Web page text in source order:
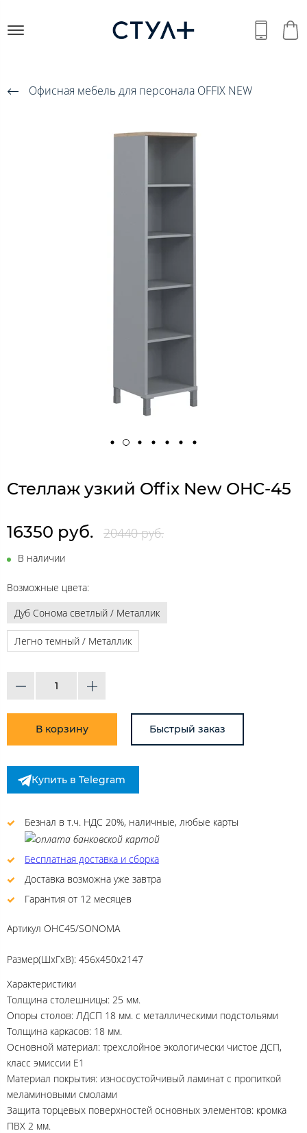
Офисная мебель для персонала OFFIX NEW
Cтеллаж узкий Offix New OHC-45
16350 руб. 20440 руб.
В наличии
Возможные цвета:
Дуб Сонома светлый / Металлик
Легно темный / Металлик
В корзину Быстрый заказ
Купить в Telegram
Безнал в т.ч. НДС 20%, наличные, любые карты
Бесплатная доставка и сборка
Доставка возможна уже завтра
Гарантия от 12 месяцев
Артикул OHC45/SONOMA
Размер(ШхГхВ): 456х450х2147
Характеристики
Толщина столешницы: 25 мм.
Опоры столов: ЛДСП 18 мм. с металлическими подстольями
Толщина каркасов: 18 мм.
Основной материал: трехслойное экологически чистое ДСП,
класс эмиссии Е1
Материал покрытия: износоустойчивый ламинат с пропиткой
меламиновыми смолами
Защита торцевых поверхностей основных элементов: кромка
ПВХ 2 мм.